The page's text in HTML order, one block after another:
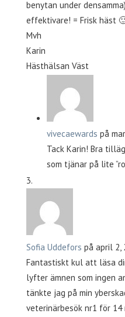
benytan under
effektivare! = Frisk häst
Mvh
Karin
Hästhälsan Väst
vivecaewards på
Tack Karin! Bra
som tjänar på lite
Sofia Uddefors på april 2,
Fantastiskt kul att läsa
lyfter ämnen som ingen
tänkte jag på min
veterinärbesök nr1 för 14